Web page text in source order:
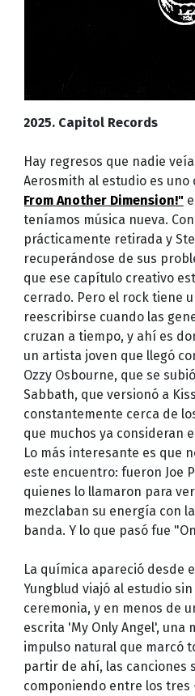
2025. Capitol Records
Hay regresos que nadie
Aerosmith al estudio es uno
From Another Dimension!"
teníamos música nueva.
prácticamente retirada y
recuperándose de sus
que ese capítulo creativo
cerrado. Pero el rock tiene
reescribirse cuando las
cruzan a tiempo, y ahí es
un artista joven que llegó
Ozzy Osbourne, que se
Sabbath, que versionó a
constantemente cerca de
que muchos ya consideran
Lo más interesante es que
este encuentro: fueron Joe
quienes lo llamaron para
mezclaban su energía con
banda. Y lo que pasó fue
La química apareció desde
Yungblud viajó al estudio
ceremonia, y en menos de
escrita 'My Only Angel', una
impulso natural que marcó
partir de ahí, las canciones
componiendo entre los